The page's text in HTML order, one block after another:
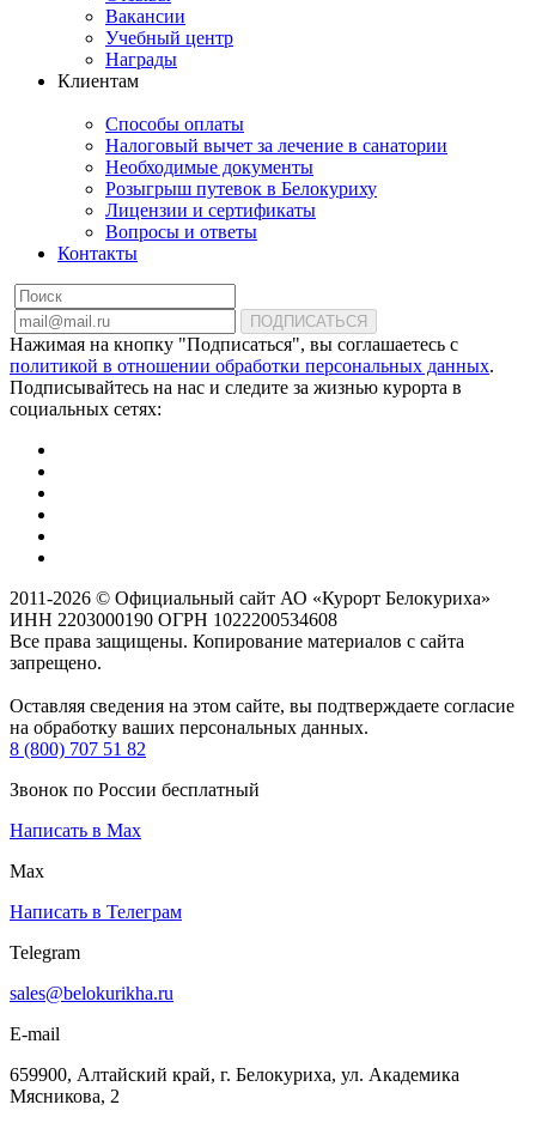
Вакансии
Учебный центр
Награды
Клиентам
Способы оплаты
Налоговый вычет за лечение в санатории
Необходимые документы
Розыгрыш путевок в Белокуриху
Лицензии и сертификаты
Вопросы и ответы
Контакты
ПОДПИСАТЬСЯ
Нажимая на кнопку "Подписаться", вы соглашаетесь с
политикой в отношении обработки персональных данных.
Подписывайтесь на нас и следите за жизнью курорта в
социальных сетях:
2011-2026 © Официальный сайт АО «Курорт Белокуриха»
ИНН 2203000190 ОГРН 1022200534608
Все права защищены. Копирование материалов с сайта
запрещено.
Оставляя сведения на этом сайте, вы подтверждаете согласие
на обработку ваших персональных данных.
8 (800) 707 51 82
Звонок по России бесплатный
Написать в Max
Max
Написать в Телеграм
Telegram
sales@belokurikha.ru
E-mail
659900, Алтайский край, г. Белокуриха, ул. Академика
Мясникова, 2